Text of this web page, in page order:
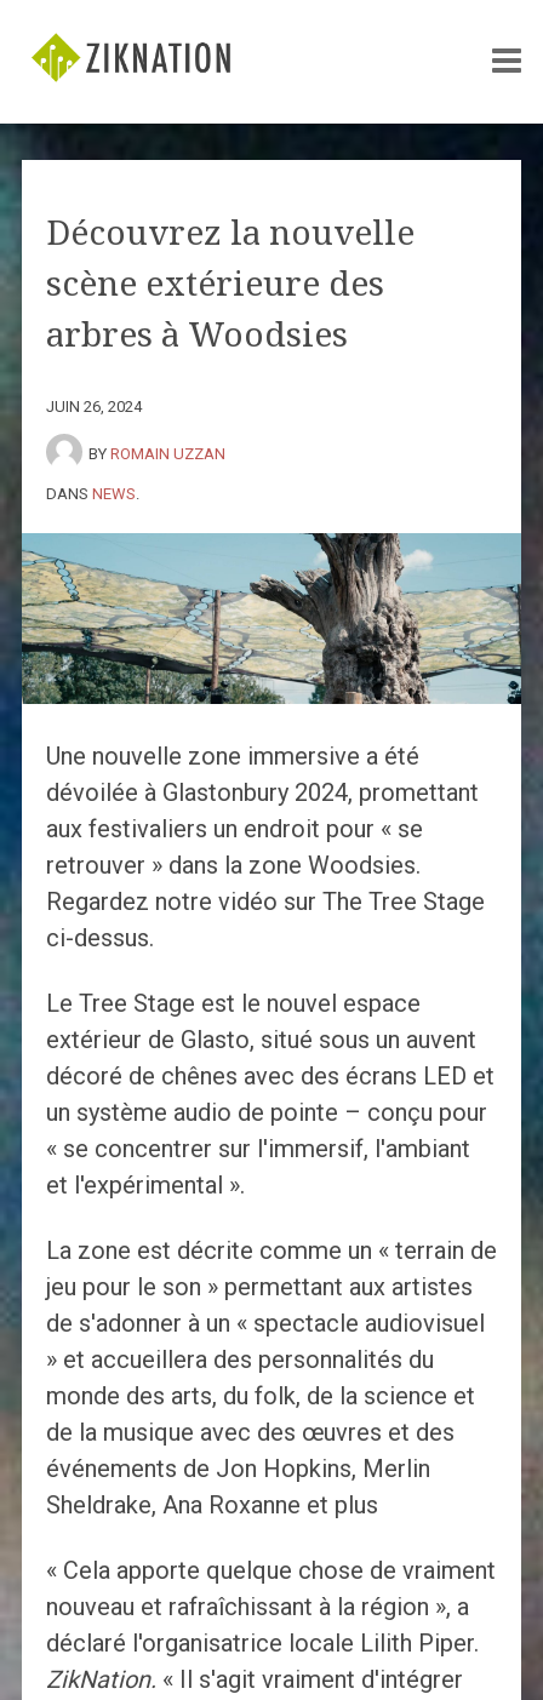
Découvrez la nouvelle
scène extérieure des
arbres à Woodsies
JUIN 26, 2024
BY ROMAIN UZZAN
DANS NEWS
Une nouvelle zone immersive a été
dévoilée à Glastonbury 2024, promettant
aux festivaliers un endroit pour « se
retrouver » dans la zone Woodsies.
Regardez notre vidéo sur The Tree Stage
ci-dessus.
Le Tree Stage est le nouvel espace
extérieur de Glasto, situé sous un auvent
décoré de chênes avec des écrans LED et
un système audio de pointe – conçu pour
« se concentrer sur l'immersif, l'ambiant
et l'expérimental ».
La zone est décrite comme un « terrain de
jeu pour le son » permettant aux artistes
de s'adonner à un « spectacle audiovisuel
» et accueillera des personnalités du
monde des arts, du folk, de la science et
de la musique avec des œuvres et des
événements de Jon Hopkins, Merlin
Sheldrake, Ana Roxanne et plus
« Cela apporte quelque chose de vraiment
nouveau et rafraîchissant à la région », a
déclaré l'organisatrice locale Lilith Piper.
ZikNation. « Il s'agit vraiment d'intégrer